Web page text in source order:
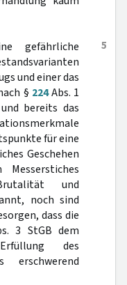
5
gefährliche
und einer das
§ 224Abs. 1
bereits das
für eine
Geschehen
und
noch sind
dass die
3 StGB dem
des
erschwerend